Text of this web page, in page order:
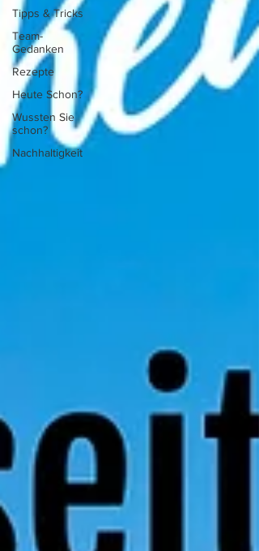
Tipps & Tricks
Team-
Gedanken
Rezepte
Heute Schon?
Wussten Sie
schon?
Nachhaltigkeit